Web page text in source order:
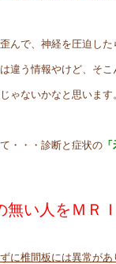
んで、神経を圧迫し
違う情報やけど、そこ
ゃないかなと思います
・・・診断と症状の
無い人をＭＲ
に椎間板には異常があ